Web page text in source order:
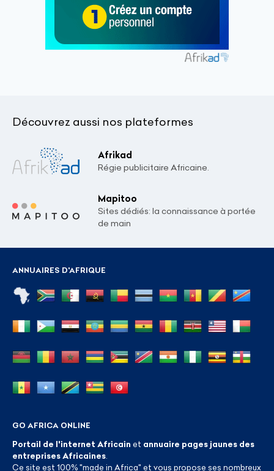
Découvrez aussi nos plateformes
Afrikad
Régie publicitaire Africaine.
Mapitoo
Sites dédiés: la connaissance à portée
de main
ANNUAIRES D'AFRIQUE
GO AFRICA ONLINE
Portail de l'internet Africain et annuaire pages jaunes des
entreprises Africaines
Ce site est 100% "made in Africa" et vous propose ses nombreux